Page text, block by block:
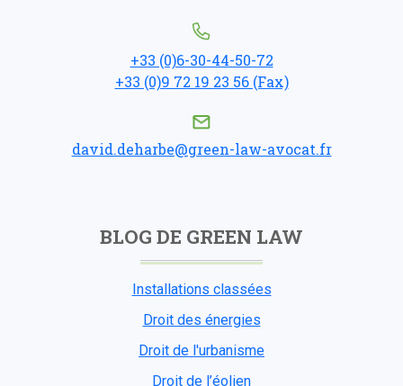
+33 (0)6-30-44-50-72
+33 (0)9 72 19 23 56 (Fax)
david.deharbe@green-law-avocat.fr
BLOG DE GREEN LAW
Installations classées
Droit des énergies
Droit de l'urbanisme
Droit de l’éolien